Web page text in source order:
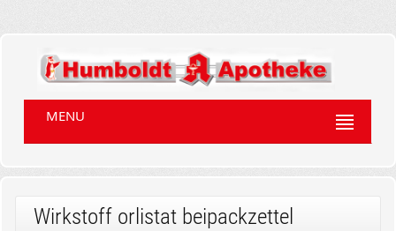
MENU
Wirkstoff orlistat beipackzettel